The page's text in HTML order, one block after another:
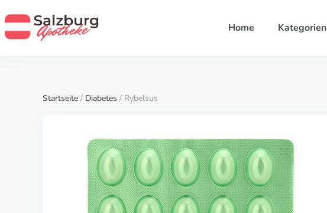
Home Kategorien
Startseite / Diabetes / Rybelsus